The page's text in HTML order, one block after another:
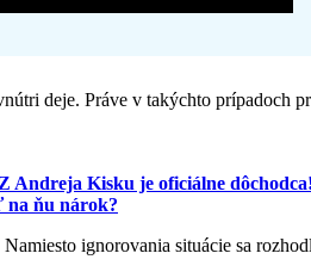
deje. Práve v takýchto prípadoch
Z Andreja Kisku je oficiálne
na ňu nárok?
ignorovania situácie sa